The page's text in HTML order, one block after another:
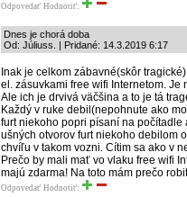
Odpovedať Hodnotiť:
Dnes je chorá doba
Od: Júliuss. | Pridané: 14.3.2019 6:17
Inak je celkom zábavné(skôr
el. zásuvkami free wifi Internetom. Je
Ale ich je drvivá väčšina a to je tá
Každý v ruke debil(nepohnute ako
furt niekoho popri písaní na
ušných otvorov furt niekoho debilom
chvíľu v takom vozni. Cítim sa ako v
Prečo by mali mať vo vlaku free wifi
majú zdarma! Na toto mám prečo
Odpovedať Hodnotiť: